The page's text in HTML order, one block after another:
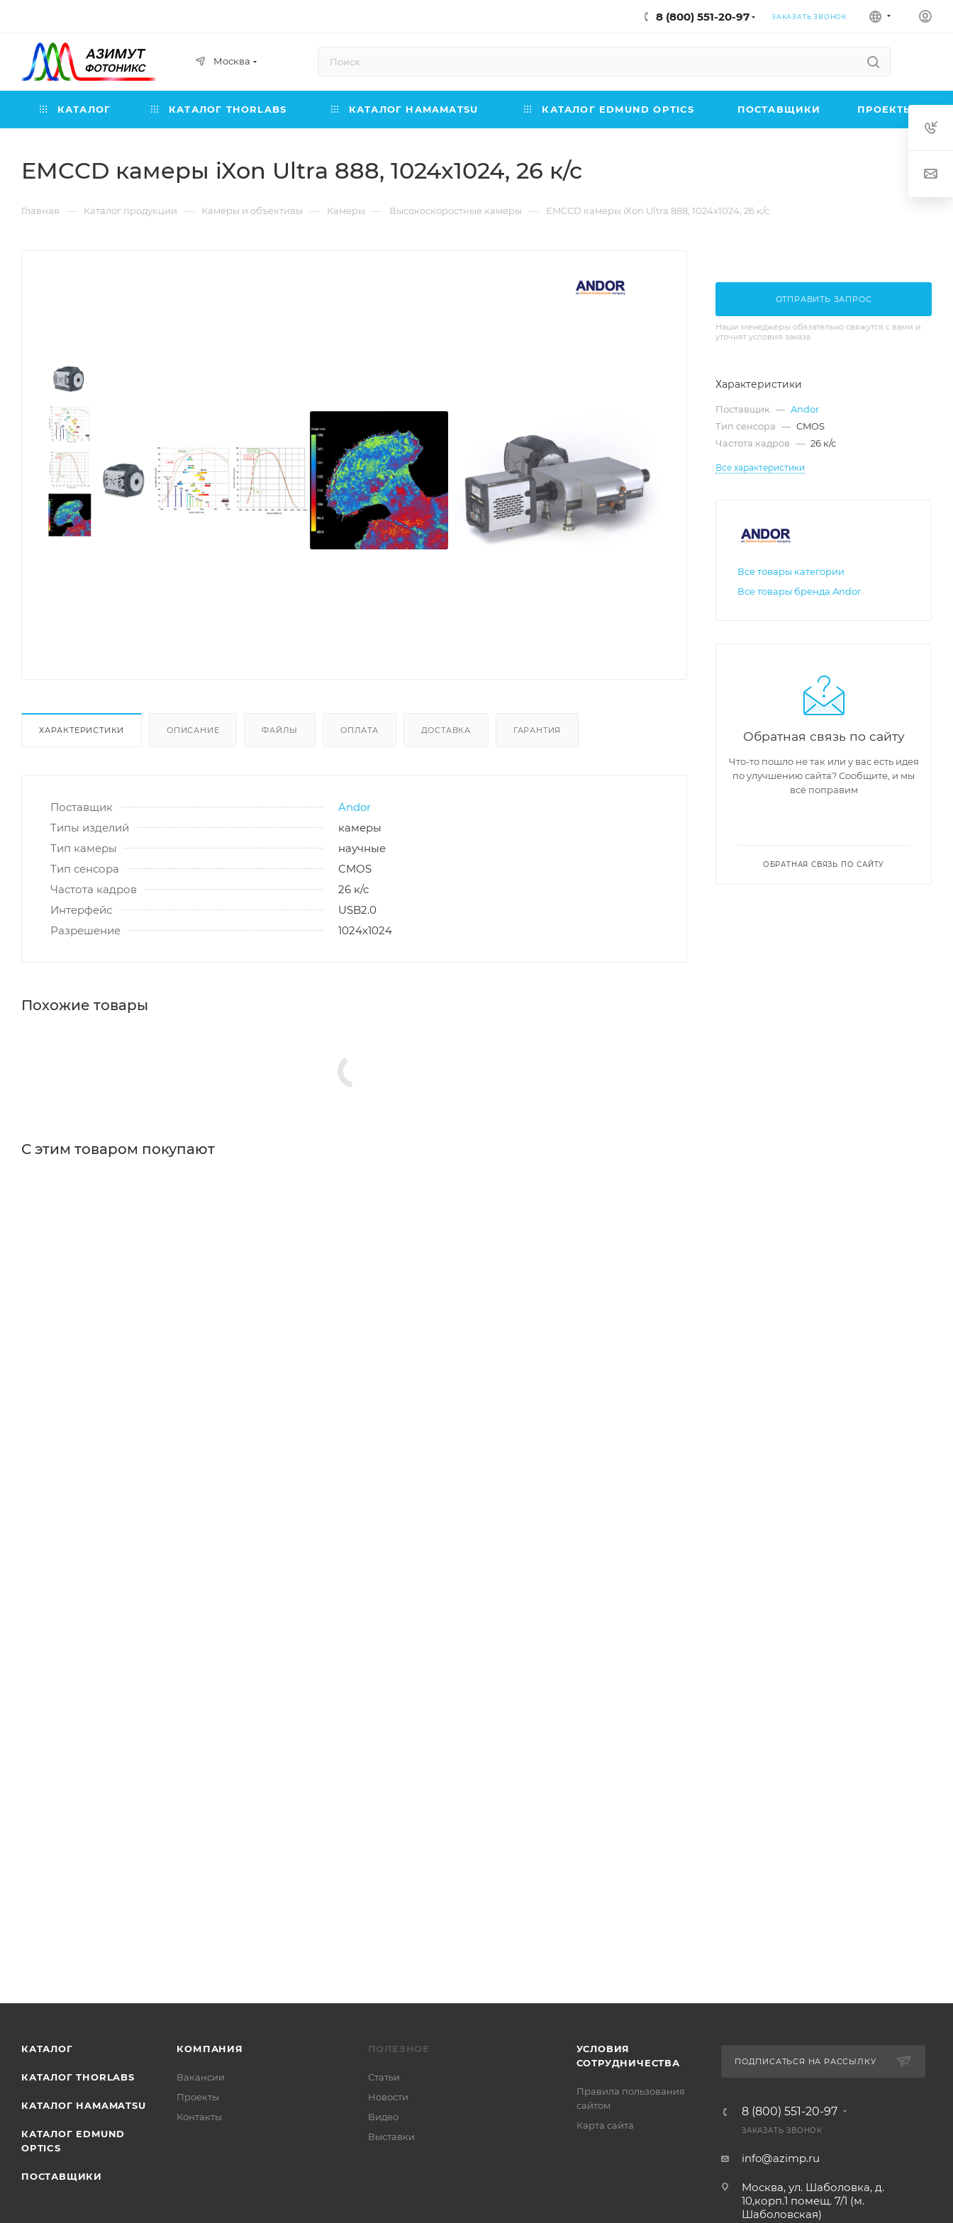
8 (800) 551-20-97 ЗАКАЗАТЬ ЗВОНОК
Москва
КАТАЛОГ КАТАЛОГ THORLABS КАТАЛОГ HAMAMATSU КАТАЛОГ EDMUND OPTICS ПОСТАВЩИКИ ПРОЕКТЫ
EMCCD камеры iXon Ultra 888, 1024x1024, 26 к/с
Главная — Каталог продукции — Камеры и объективы — Камеры — Высокоскоростные камеры — EMCCD камеры iXon Ultra 888, 1024x1024, 26 к/с
ХАРАКТЕРИСТИКИ ОПИСАНИЕ ФАЙЛЫ ОПЛАТА ДОСТАВКА ГАРАНТИЯ
Поставщик
Andor
Типы изделий
камеры
Тип камеры
научные
Тип сенсора
CMOS
Частота кадров
26 к/с
Интерфейс
USB2.0
Разрешение
1024x1024
Похожие товары
С этим товаром покупают
ОТПРАВИТЬ ЗАПРОС
Наши менеджеры обязательно свяжутся с вами и
уточнят условия заказа
Характеристики
Поставщик — Andor
Тип сенсора — CMOS
Частота кадров — 26 к/с
Все характеристики
Все товары категории
Все товары бренда Andor
Обратная связь по сайту
Что-то пошло не так или у вас есть идея
по улучшению сайта? Сообщите, и мы
всё поправим
ОБРАТНАЯ СВЯЗЬ ПО САЙТУ
КАТАЛОГ
КАТАЛОГ THORLABS
КАТАЛОГ HAMAMATSU
КАТАЛОГ EDMUND
OPTICS
ПОСТАВЩИКИ
КОМПАНИЯ
Вакансии
Проекты
Контакты
ПОЛЕЗНОЕ
Статьи
Новости
Видео
Выставки
УСЛОВИЯ
СОТРУДНИЧЕСТВА
Правила пользования
сайтом
Карта сайта
ПОДПИСАТЬСЯ НА РАССЫЛКУ
8 (800) 551-20-97
ЗАКАЗАТЬ ЗВОНОК
info@azimp.ru
Москва, ул. Шаболовка, д.
10,корп.1 помещ. 7/1 (м.
Шаболовская)